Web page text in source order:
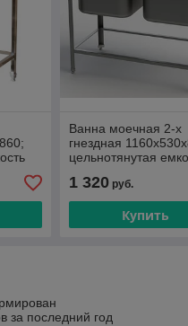
Ванна моечная 2-х
гнездная
цельнотянутая
1 320руб.
Купить
за последний год